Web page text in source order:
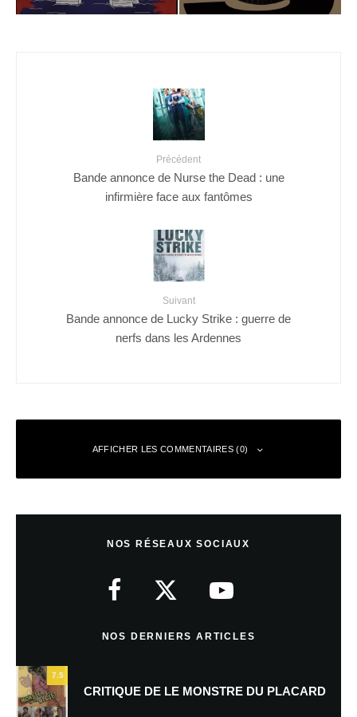
Précédent
Bande annonce de Nurse the Dead : une
infirmière face aux fantômes
Suivant
Bande annonce de Lucky Strike : guerre de
nerfs dans les Ardennes
AFFICHER LES COMMENTAIRES (0)
NOS RÉSEAUX SOCIAUX
NOS DERNIERS ARTICLES
7.5
CRITIQUE DE LE MONSTRE DU PLACARD